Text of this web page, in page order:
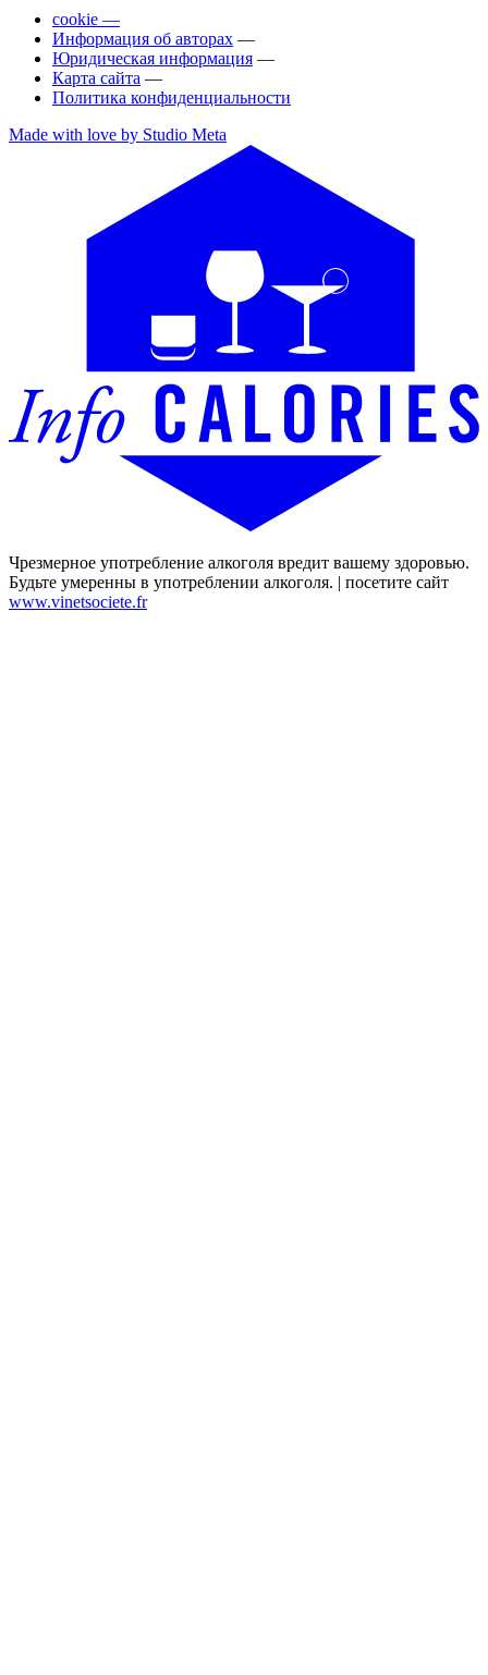
cookie —
Информация об авторах —
Юридическая информация —
Карта сайта —
Политика конфиденциальности
Made with love by Studio Meta
Чрезмерное употребление алкоголя вредит вашему здоровью.
Будьте умеренны в употреблении алкоголя. | посетите сайт
www.vinetsociete.fr